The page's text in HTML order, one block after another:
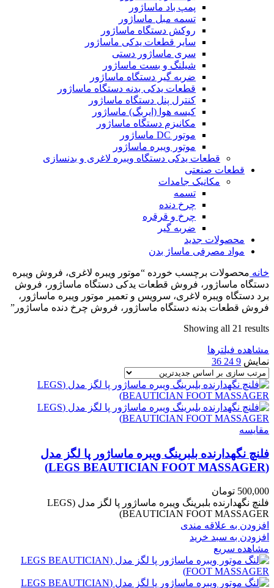
پمپ باد ماساژور
تسمه مبل ماساژور
روکش دستگاه ماساژور
سایر قطعات یدکی ماساژور
سری ماساژور دستی
شیلنگ و بست ماساژور
ضربه گیر دستگاه ماساژور
قطعات یدکی بدنه دستگاه ماساژور
کنترل پنل دستگاه ماساژور
کیسه هوا (ایربگ) ماساژور
مکانیزم دستگاه ماساژور
موتور DC ماساژور
موتور ویبره ماساژور
قطعات یدکی دستگاه ویبره لاغری و بدنسازی
قطعات صنعتی
مکانیک جامدات
تسمه
چرخ دنده
چرخ و قرقره
ضربه گیر
محصولات جدید
مواد مصرفی ماساژ بدن
خانه محصولات برچسب خورده “موتور ویبره لاغری، فروش ویبره
دستگاه ماساژور، فروش قطعات یدکی دستگاه ماساژور، فروش
برد دستگاه ویبره لاغری، سرویس و تعمیر موتور ویبره ماساژور،
فروش قطعات بدنه دستگاه ماساژور، فروش چرخ دنده ماساژور”
Showing all 21 results
مشاهده فیلترها
نمایش 9
24
36
مقایسه
فلنچ نگهدارنده بلبرینگ ویبره ماساژور پا لگز مدل
(LEGS BEAUTICIAN FOOT MASSAGER)
500,000 تومان
فلنچ نگهدارنده بلبرینگ ویبره ماساژور پا لگز مدل (LEGS
BEAUTICIAN FOOT MASSAGER)
افزودن به علاقه مندی
افزودن به سبد خرید
مشاهده سریع